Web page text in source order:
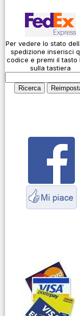
Codice Q
Come si usa un
cavo
Connessioni
microfoniche
Cosa è l'
antenne e cavi
Servizio
Radioelettrico
Per vedere lo stato
spedizione inserisci
codice e premi il tasto
sulla tastiera